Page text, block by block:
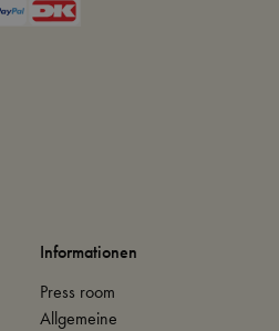
Informationen
Press room
Allgemeine